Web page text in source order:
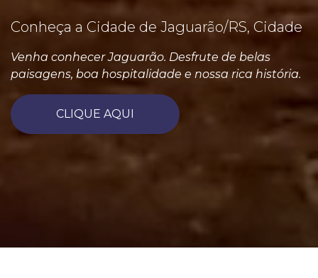
Conheça a Cidade de Jaguarão/RS, Cidade
Venha conhecer Jaguarão. Desfrute de belas
paisagens, boa hospitalidade e nossa rica história.
CLIQUE AQUI